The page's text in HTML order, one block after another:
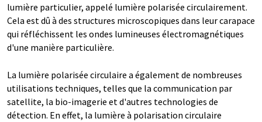
lumière particulier, appelé lumière polarisée circulairement.
Cela est dû à des structures microscopiques dans leur carapace
qui réfléchissent les ondes lumineuses électromagnétiques
d'une manière particulière.
La lumière polarisée circulaire a également de nombreuses
utilisations techniques, telles que la communication par
satellite, la bio-imagerie et d'autres technologies de
détection. En effet, la lumière à polarisation circulaire